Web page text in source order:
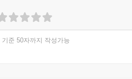
기준 50자까지 작성가능